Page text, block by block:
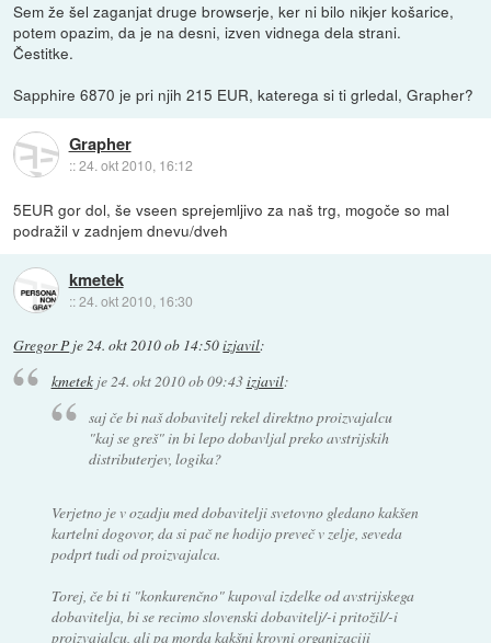
Sem že šel zaganjat druge browserje, ker ni bilo nikjer košarice,
potem opazim, da je na desni, izven vidnega dela strani.
Čestitke.
Sapphire 6870 je pri njih 215 EUR, katerega si ti grledal, Grapher?
Grapher
::24. okt 2010, 16:12
5EUR gor dol, še vseen sprejemljivo za naš trg, mogoče so mal
podražil v zadnjem dnevu/dveh
kmetek
::24. okt 2010, 16:30
Gregor P je24. okt 2010 ob 14:50izjavil:
kmetekje24. okt 2010 ob 09:43izjavil:
saj če bi naš dobavitelj rekel direktno proizvajalcu
"kaj se greš" in bi lepo dobavljal preko avstrijskih
distributerjev, logika?
Verjetno je v ozadju med dobavitelji svetovno gledano kakšen
kartelni dogovor, da si pač ne hodijo preveč v zelje, seveda
podprt tudi od proizvajalca.
Torej, če bi ti "konkurenčno" kupoval izdelke od avstrijskega
dobavitelja, bi se recimo slovenski dobavitelj/-i pritožil/-i
proizvajalcu, ali pa morda kakšni krovni organizaciji